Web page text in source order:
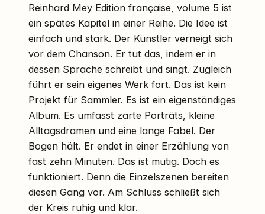
Reinhard Mey Edition française, volume 5 ist
ein spätes Kapitel in einer Reihe. Die Idee ist
einfach und stark. Der Künstler verneigt sich
vor dem Chanson. Er tut das, indem er in
dessen Sprache schreibt und singt. Zugleich
führt er sein eigenes Werk fort. Das ist kein
Projekt für Sammler. Es ist ein eigenständiges
Album. Es umfasst zarte Porträts, kleine
Alltagsdramen und eine lange Fabel. Der
Bogen hält. Er endet in einer Erzählung von
fast zehn Minuten. Das ist mutig. Doch es
funktioniert. Denn die Einzelszenen bereiten
diesen Gang vor. Am Schluss schließt sich
der Kreis ruhig und klar.